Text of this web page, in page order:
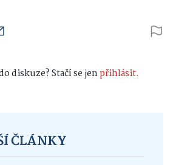
diskuze? Stačí se jenpřihlásit.
ČLÁNKY